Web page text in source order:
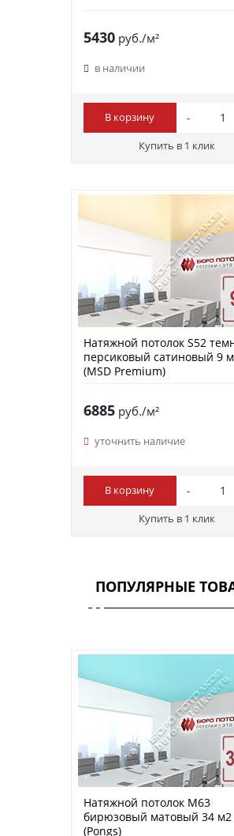
5430руб./м²
в наличии
В корзину
Купить в 1 клик
Натяжной потолок S52
персиковый сатиновый 9
(MSD Premium)
6885руб./м²
уточнить наличие
В корзину
Купить в 1 клик
ПОПУЛЯРНЫЕ
Натяжной потолок M63
бирюзовый матовый 34 м2
(Pongs)